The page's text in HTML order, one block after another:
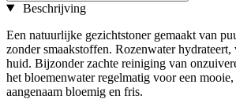
Beschrijving
Een natuurlijke gezichtstoner gemaakt van
zonder smaakstoffen. Rozenwater
huid. Bijzonder zachte reiniging van
het bloemenwater regelmatig voor een
aangenaam bloemig en fris.